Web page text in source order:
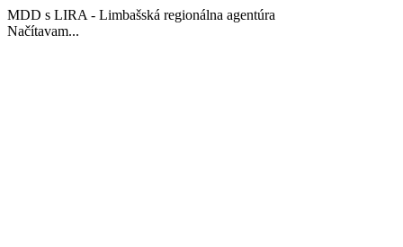
MDD s LIRA - Limbašská regionálna agentúra
Načítavam...